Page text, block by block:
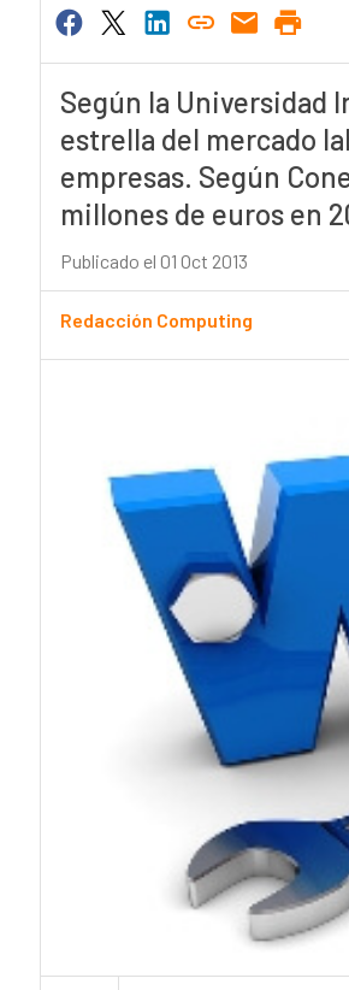
Según la Universidad
estrella del mercado
empresas. Según
millones de euros en
Publicado el 01 Oct 2013
Redacción Computing